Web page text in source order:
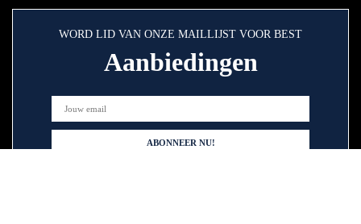
WORD LID VAN ONZE MAILLIJST VOOR BEST
Aanbiedingen